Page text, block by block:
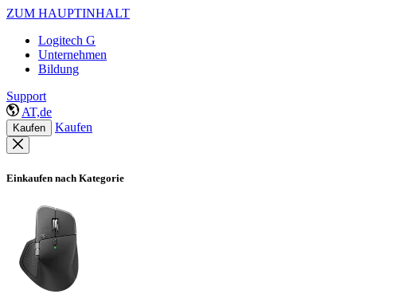
ZUM HAUPTINHALT
Logitech G
Unternehmen
Bildung
Support
AT,de
Kaufen Kaufen
Einkaufen nach Kategorie